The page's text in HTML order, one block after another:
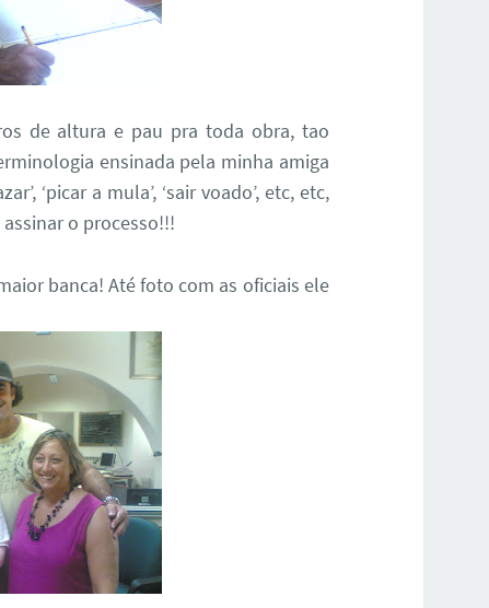
de altura e pau pra toda obra, tao
ensinada pela minha amiga
‘picar a mula’, ‘sair voado’, etc, etc,
o processo!!!
banca! Até foto com as oficiais ele